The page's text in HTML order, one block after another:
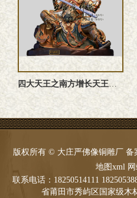
四大天王之南方增长天王塑像
版权所有 © 大庄严佛像铜雕厂 备
地图xml
联系电话：18250514111
省莆田市秀屿区国家级木